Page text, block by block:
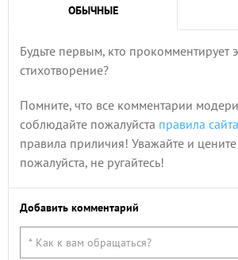
ОБЫЧНЫЕ
Будьте первым, кто прокомментирует
стихотворение?
Помните, что все комментарии
соблюдайте пожалуйста правила сайта
правила приличия! Уважайте и цените
пожалуйста, не ругайтесь!
Добавить комментарий